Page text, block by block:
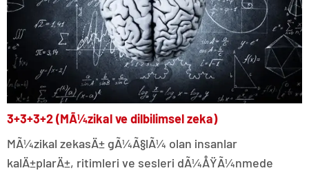
3+3+3+2 (MÃ¼zikal ve dilbilimsel zeka)
MÃ¼zikal zekasÄ± gÃ¼Ã§lÃ¼ olan insanlar
kalÄ±plarÄ±, ritimleri ve sesleri dÃ¼ÅŸÃ¼nmede